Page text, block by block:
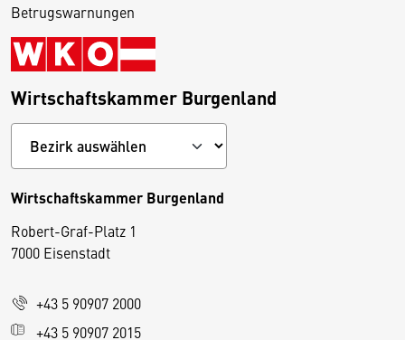
Betrugswarnungen
Wirtschaftskammer Burgenland
Wirtschaftskammer Burgenland
Robert-Graf-Platz 1
7000 Eisenstadt
+43 5 90907 2000
+43 5 90907 2015
D
s
e